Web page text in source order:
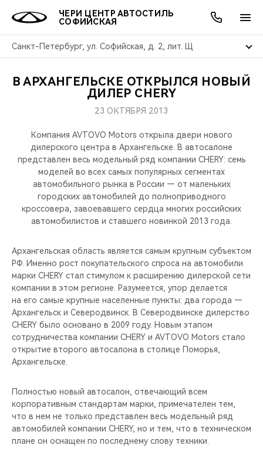
ЧЕРИ ЦЕНТР АВТОСТИЛЬ
СОФИЙСКАЯ
Санкт-Петербург, ул. Софийская, д. 2, лит. Щ
МОДЕЛИ
КРОССОВЕРЫ
СЕДАНЫ
НОВИНКИ
ПОКУПАТЕЛЯМ
КРЕДИТ И СТРАХОВАНИЕ
ВЛАДЕЛЬЦАМ
ЗАПЧАСТИ И АКСЕССУАРЫ
ПОДДЕРЖКА
МИР CHERY
О БРЕНДЕ
CHERY В СОЦСЕТЯХ
CHERY REMOTE
НАШИ МЕРОПРИЯТИЯ
ВИДЕООБЗОРЫ
АКЦИИ
ОНЛАЙН СЕРВИСЫ
КРЕДИТ
О КОМПАНИИ
МЫ В СОЦСЕТЯХ
В АРХАНГЕЛЬСКЕ ОТКРЫЛСЯ НОВЫЙ
ДИЛЕР CHERY
23 ОКТЯБРЯ 2013
Компания AVTOVO Motors открыла двери нового
дилерского центра в Архангельске. В автосалоне
представлен весь модельный ряд компании CHERY: семь
моделей во всех самых популярных сегментах
автомобильного рынка в России — от маленьких
городских автомобилей до полноприводного
кроссовера, завоевавшего сердца многих российских
автомобилистов и ставшего новинкой 2013 года.
Архангельская область является самым крупным субъектом
РФ. Именно рост покупательского спроса на автомобили
марки CHERY стал стимулом к расширению дилерской сети
компании в этом регионе. Разумеется, упор делается
на его самые крупные населенные пункты: два города —
Архангельск и Северодвинск. В Северодвинске дилерство
CHERY было основано в 2009 году. Новым этапом
сотрудничества компании CHERY и AVTOVO Motors стало
открытие второго автосалона в столице Поморья,
Архангельске.
Полностью новый автосалон, отвечающий всем
корпоративным стандартам марки, примечателен тем,
что в нем не только представлен весь модельный ряд
автомобилей компании CHERY, но и тем, что в техническом
плане он оснащен по последнему слову техники.